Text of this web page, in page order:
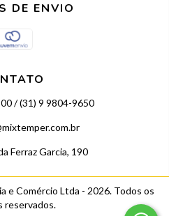
DE ENVIO
/ (31) 9 9804-9650
Ferraz Garcia, 190
Comércio Ltda - 2026. Todos os
reservados.